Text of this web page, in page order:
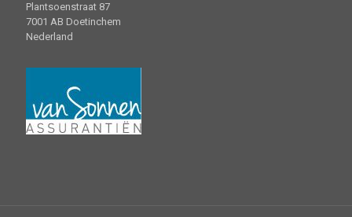
Plantsoenstraat 87
7001 AB Doetinchem
Nederland